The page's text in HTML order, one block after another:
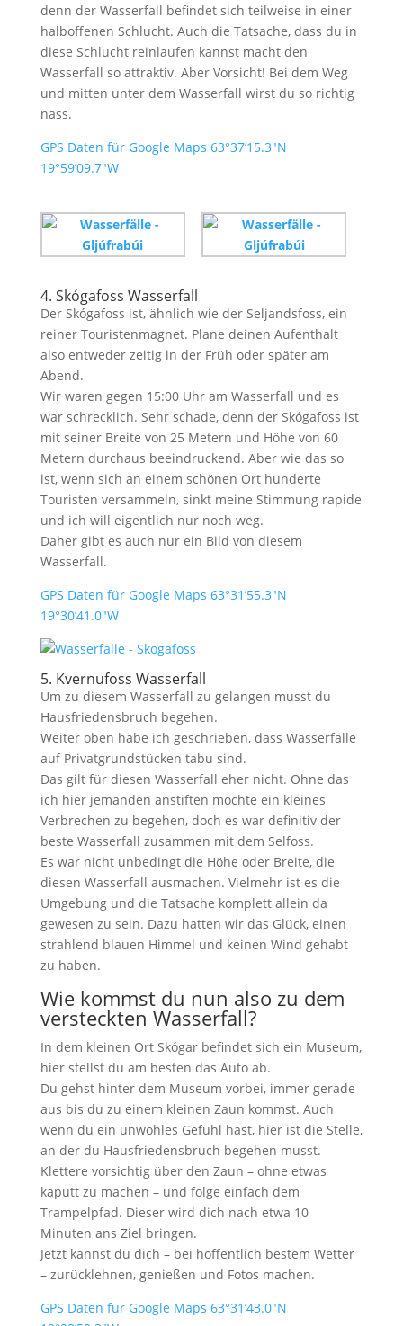
denn der Wasserfall befindet sich teilweise in einer
halboffenen Schlucht. Auch die Tatsache, dass du in
diese Schlucht reinlaufen kannst macht den
Wasserfall so attraktiv. Aber Vorsicht! Bei dem Weg
und mitten unter dem Wasserfall wirst du so richtig
nass.
GPS Daten für Google Maps 63°37’15.3″N
19°59’09.7″W
4. Skógafoss Wasserfall
Der Skógafoss ist, ähnlich wie der Seljandsfoss, ein
reiner Touristenmagnet. Plane deinen Aufenthalt
also entweder zeitig in der Früh oder später am
Abend.
Wir waren gegen 15:00 Uhr am Wasserfall und es
war schrecklich. Sehr schade, denn der Skógafoss ist
mit seiner Breite von 25 Metern und Höhe von 60
Metern durchaus beeindruckend. Aber wie das so
ist, wenn sich an einem schönen Ort hunderte
Touristen versammeln, sinkt meine Stimmung rapide
und ich will eigentlich nur noch weg.
Daher gibt es auch nur ein Bild von diesem
Wasserfall.
GPS Daten für Google Maps 63°31’55.3″N
19°30’41.0″W
5. Kvernufoss Wasserfall
Um zu diesem Wasserfall zu gelangen musst du
Hausfriedensbruch begehen.
Weiter oben habe ich geschrieben, dass Wasserfälle
auf Privatgrundstücken tabu sind.
Das gilt für diesen Wasserfall eher nicht. Ohne das
ich hier jemanden anstiften möchte ein kleines
Verbrechen zu begehen, doch es war definitiv der
beste Wasserfall zusammen mit dem Selfoss.
Es war nicht unbedingt die Höhe oder Breite, die
diesen Wasserfall ausmachen. Vielmehr ist es die
Umgebung und die Tatsache komplett allein da
gewesen zu sein. Dazu hatten wir das Glück, einen
strahlend blauen Himmel und keinen Wind gehabt
zu haben.
Wie kommst du nun also zu dem
versteckten Wasserfall?
In dem kleinen Ort Skógar befindet sich ein Museum,
hier stellst du am besten das Auto ab.
Du gehst hinter dem Museum vorbei, immer gerade
aus bis du zu einem kleinen Zaun kommst. Auch
wenn du ein unwohles Gefühl hast, hier ist die Stelle,
an der du Hausfriedensbruch begehen musst.
Klettere vorsichtig über den Zaun – ohne etwas
kaputt zu machen – und folge einfach dem
Trampelpfad. Dieser wird dich nach etwa 10
Minuten ans Ziel bringen.
Jetzt kannst du dich – bei hoffentlich bestem Wetter
– zurücklehnen, genießen und Fotos machen.
GPS Daten für Google Maps 63°31’43.0″N